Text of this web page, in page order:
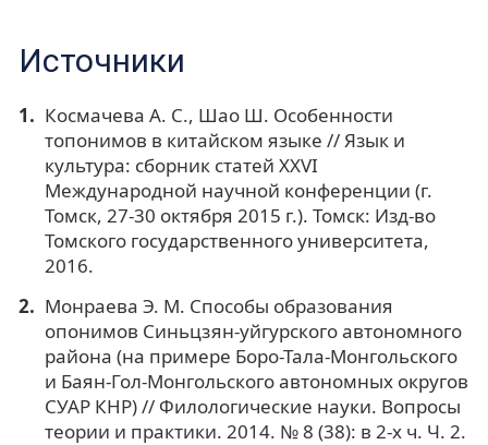
Источники
Космачева А. С., Шао Ш. Особенности
топонимов в китайском языке // Язык и
культура: сборник статей XXVI
Международной научной конференции (г.
Томск, 27-30 октября 2015 г.). Томск: Изд-во
Томского государственного университета,
2016.
Монраева Э. М. Способы образования
опонимов Синьцзян-уйгурского автономного
района (на примере Боро-Тала-Монгольского
и Баян-Гол-Монгольского автономных округов
СУАР КНР) // Филологические науки. Вопросы
теории и практики. 2014. № 8 (38): в 2-х ч. Ч. 2.